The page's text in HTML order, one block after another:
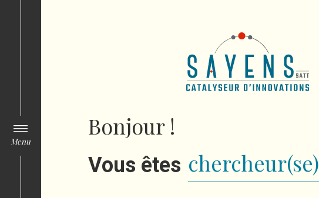
Bonjour !
Vous êtes chercheur(se)
Menu